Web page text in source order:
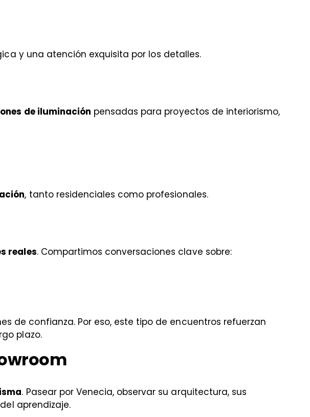
y una atención exquisita por los detalles.
de iluminación pensadas para proyectos de interiorismo,
, tanto residenciales como profesionales.
reales. Compartimos conversaciones clave sobre:
de confianza. Por eso, este tipo de encuentros refuerzan
plazo.
. Pasear por Venecia, observar su arquitectura, sus
aprendizaje.